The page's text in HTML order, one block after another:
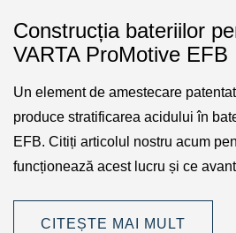
Construcția bateriilor
VARTA ProMotive EFB
Un element de amestecare
produce stratificarea acidului în
EFB. Citiți articolul nostru acum
funcționează acest lucru și ce
CITEȘTE MAI MULT